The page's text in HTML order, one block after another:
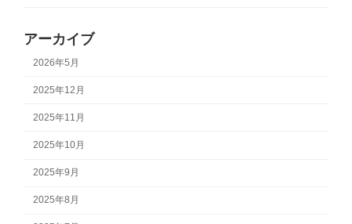
アーカイブ
2026年5月
2025年12月
2025年11月
2025年10月
2025年9月
2025年8月